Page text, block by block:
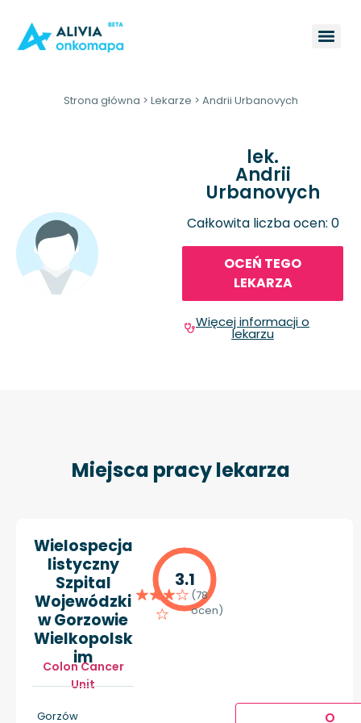
Strona główna > Lekarze > Andrii Urbanovych
lek.
Andrii
Urbanovych
Całkowita liczba ocen: 0
OCEŃ TEGO
LEKARZA
Więcej informacji o
lekarzu
Miejsca pracy lekarza
Wielospecja
listyczny
Szpital
Wojewódzki
w Gorzowie
Wielkopolsk
im
Colon Cancer
Unit
Gorzów
3.1
(78
ocen)
O